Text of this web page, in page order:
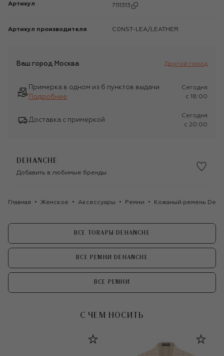
Артикул 7111313
Артикул производителя C0NST-LEA/LEATHER
Ваш город Москва Другой город
Примерка в одном из 6 пунктов выдачи
Подробнее
Сегодня
c 18:00
Доставка с примеркой
Сегодня
c 20:00
DEHANCHE
Добавить в любимые бренды
Главная Женское Аксессуары Ремни Кожаный ремень
ВСЕ ТОВАРЫ DEHANCHE
ВСЕ РЕМНИ DEHANCHE
ВСЕ РЕМНИ
С ЧЕМ НОСИТЬ